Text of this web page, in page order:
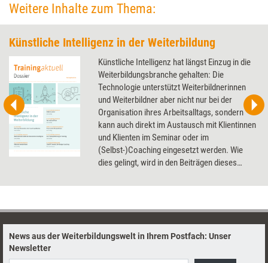
Weitere Inhalte zum Thema:
Künstliche Intelligenz in der Weiterbildung
Künstliche Intelligenz hat längst Einzug in die
Weiterbildungsbranche gehalten: Die
Technologie unterstützt Weiterbildnerinnen
und Weiterbildner aber nicht nur bei der
Organisation ihres Arbeitsalltags, sondern
kann auch direkt im Austausch mit Klientinnen
und Klienten im Seminar oder im
(Selbst-)Coaching eingesetzt werden. Wie
dies gelingt, wird in den Beiträgen dieses
News aus der Weiterbildungswelt in Ihrem Postfach: Unser
Newsletter